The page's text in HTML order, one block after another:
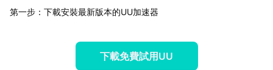
第一步：下載安裝最新版本的UU加速器
下載免費試用UU